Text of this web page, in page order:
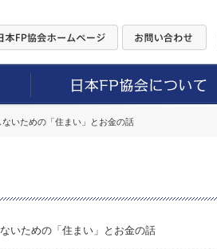
ないための「住まい」とお金の話
いための「住まい」とお金の話